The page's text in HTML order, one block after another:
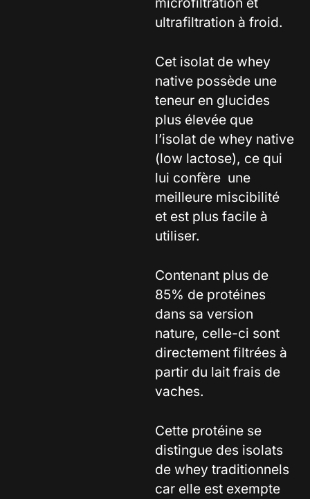
ultrafiltration à froid.
Cet isolat de whey
native possède une
teneur en glucides
plus élevée que
l’isolat de whey native
(low lactose), ce qui
lui confère une
meilleure miscibilité
et est plus facile à
utiliser.
Contenant plus de
85% de protéines
dans sa version
nature, celle-ci sont
directement filtrées à
partir du lait frais de
vaches.
Cette protéine se
distingue des isolats
de whey traditionnels
car elle est exempte